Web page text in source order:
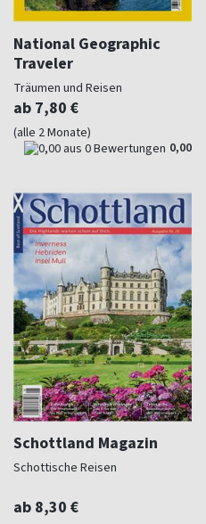
National Geographic
Traveler
Träumen und Reisen
ab 7,80 €
(alle 2 Monate)
0,00
Schottland Magazin
Schottische Reisen
ab 8,30 €